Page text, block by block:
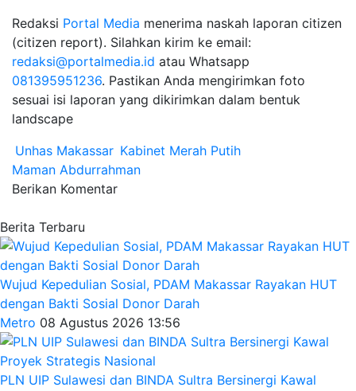
Redaksi Portal Media menerima naskah laporan citizen
(citizen report). Silahkan kirim ke email:
redaksi@portalmedia.id atau Whatsapp
081395951236. Pastikan Anda mengirimkan foto
sesuai isi laporan yang dikirimkan dalam bentuk
landscape
Unhas Makassar Kabinet Merah Putih
Maman Abdurrahman
Berikan Komentar
Berita Terbaru
Wujud Kepedulian Sosial, PDAM Makassar Rayakan HUT
dengan Bakti Sosial Donor Darah
Metro 08 Agustus 2026 13:56
PLN UIP Sulawesi dan BINDA Sultra Bersinergi Kawal